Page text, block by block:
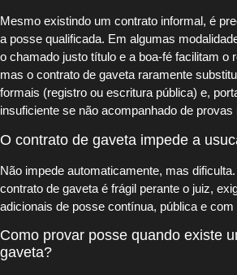
Mesmo existindo um contrato informal, é
a posse qualificada. Em algumas
o chamado justo título e a boa-fé facilitam o
mas o contrato de gaveta raramente
formais (registro ou escritura pública) e,
insuficiente se não acompanhado de provas
O contrato de gaveta impede a
Não impede automaticamente, mas
contrato de gaveta é frágil perante o juiz,
adicionais de posse contínua, pública e
Como provar posse quando existe
gaveta?